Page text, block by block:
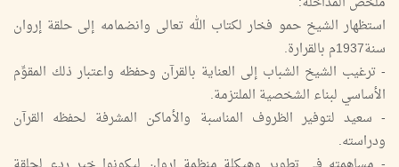
استظهار الشيخ حمو فخار لكتاب الله تعالى وانضمامه إلى حلقة إروان
سنة1937م بالقرارة.
- ترغيب الشيخ الشباب إلى العناية بالقرآن وحفظه واعتبار ذلك المقوِّم
الأساسي لبناء الشخصية الملتزمة.
- سعيد لتوفير الظروف المناسبة والأماكن المشرفة لحفظه القرآن
ودراسته.